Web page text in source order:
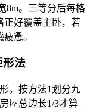
8m。三等分后每格
正好覆盖主卧，若
惫。
法
，按方法1划分九
屋总边长1/3才算